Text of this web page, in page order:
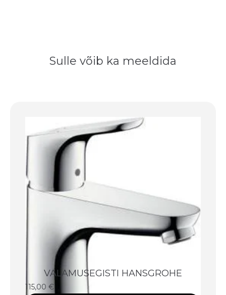
Sulle võib ka meeldida
VALAMUSEGISTI HANSGROHE
115,00 €